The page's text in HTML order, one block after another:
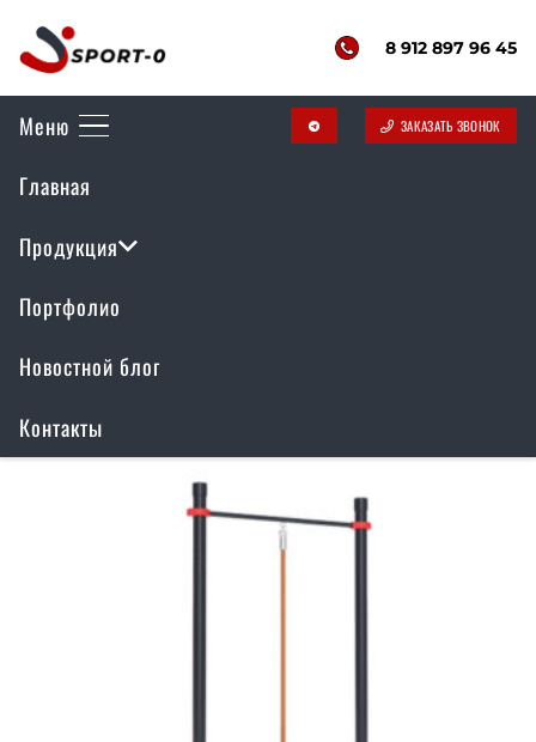
8 912 897 96 45
Меню
Главная
Продукция
Портфолио
Новостной блог
Контакты
telegram ЗАКАЗАТЬ ЗВОНОК
Воркаут комплекс
РР-069
Отображение единственного товара